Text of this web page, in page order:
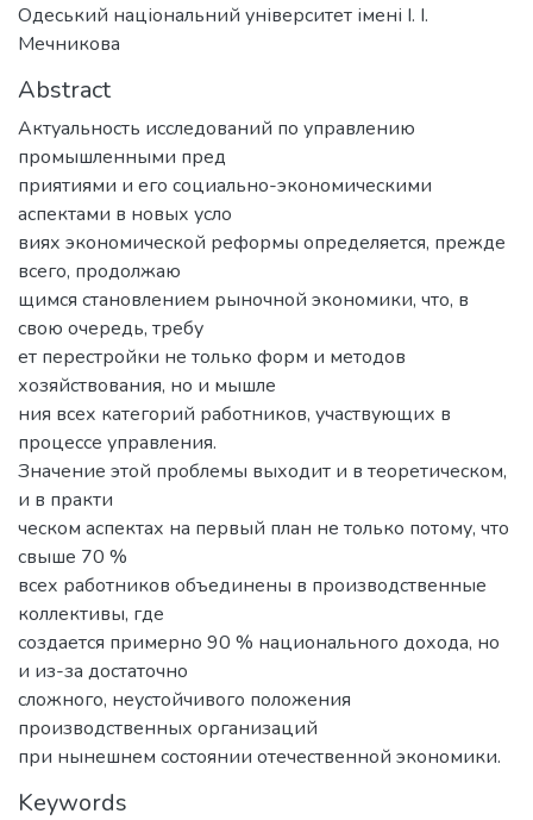
Одеський національний університет імені І. І.
Мечникова
Abstract
Актуальность исследований по управлению
промышленными пред
приятиями и его социально-экономическими
аспектами в новых усло
виях экономической реформы определяется, прежде
всего, продолжаю
щимся становлением рыночной экономики, что, в
свою очередь, требу
ет перестройки не только форм и методов
хозяйствования, но и мышле
ния всех категорий работников, участвующих в
процессе управления.
Значение этой проблемы выходит и в теоретическом,
и в практи
ческом аспектах на первый план не только потому, что
свыше 70 %
всех работников объединены в производственные
коллективы, где
создается примерно 90 % национального дохода, но
и из-за достаточно
сложного, неустойчивого положения
производственных организаций
при нынешнем состоянии отечественной экономики.
Keywords